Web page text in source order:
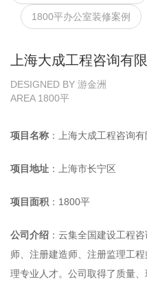
1800平办公室装修案例
上海大成工程咨询有
DESIGNED BY 游金洲
AREA 1800平
项目名称 ：上海大成工程咨询有
项目地址 ：上海市长宁区
项目面积 ：1800平
公司介绍 ：云集全国建设工程
师、注册建造师、注册监理工
理专业人才。公司取得了质量